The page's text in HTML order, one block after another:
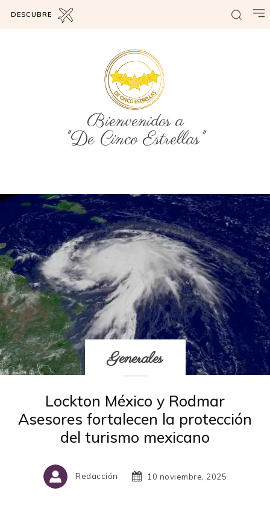
DESCUBRE
Bienvenidos a
"De Cinco Estrellas"
Generales
Lockton México y Rodmar
Asesores fortalecen la protección
del turismo mexicano
Redacción 10 noviembre, 2025